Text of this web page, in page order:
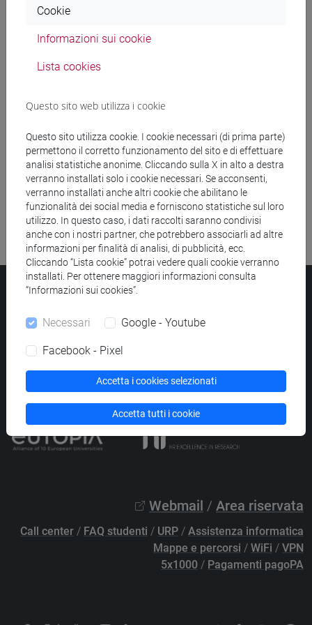
Ricerca insegnamenti
Ricerca pubblicazioni
Ricerca risorse bibliografiche
Università Ca’ Foscari
PECprotocollo@pec.unive.it
Privacy/Cookies/Credits e note legali
Elenco siti tematici
Webmail / Area riservata
Call center / FAQ studenti / URP / Assistenza informatica
Mappe e percorsi / WiFi / VPN
5x1000 / Pagamenti pagoPA
Cookie
Informazioni sui cookie
Lista cookies
Questo sito web utilizza i cookie
Questo sito utilizza cookie. I cookie necessari (di prima parte)
permettono il corretto funzionamento del sito e di effettuare
analisi statistiche anonime. Cliccando sulla X in alto a destra
verranno installati solo i cookie necessari. Se acconsenti,
verranno installati anche altri cookie che abilitano le
funzionalità dei social media e forniscono statistiche sul loro
utilizzo. In questo caso, i dati raccolti saranno condivisi
anche con i nostri partner, che potrebbero associarli ad altre
informazioni per finalità di analisi, di pubblicità, ecc.
Cliccando “Lista cookie” potrai vedere quali cookie verranno
installati. Per ottenere maggiori informazioni consulta
“Informazioni sui cookies”.
Necessari Google - Youtube
Facebook - Pixel
Accetta i cookies selezionati
Accetta tutti i cookie